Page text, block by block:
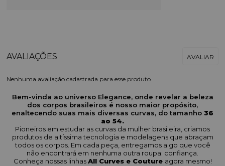
Nenhuma avaliação cadastrada para esse produto.
Bem-vinda ao universo Elegance, onde revelar a beleza
dos corpos brasileiros é nosso maior propósito,
enaltecendo suas mais diversas curvas, do tamanho 36
ao 54.
Pioneiros em estudar as curvas da mulher brasileira, criamos
produtos de altíssima tecnologia e modelagens que abraçam
todos os corpos. Em cada peça, entregamos algo que você
não encontrará em nenhuma outra roupa: confiança.
Conheça nossas linhasAll Curves e Couture agora mesmo!